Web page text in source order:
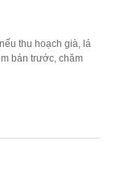
thu hoạch già, lá
bán trước, chăm